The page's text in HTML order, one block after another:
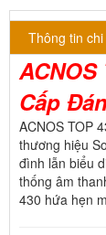
Thông tin
ACNOS
Cấp
ACNOS TOP
thương hiệu
đình lẫn biểu
thống âm
430 hứa hẹn